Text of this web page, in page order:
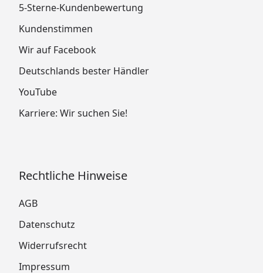
5-Sterne-Kundenbewertung
Kundenstimmen
Wir auf Facebook
Deutschlands bester Händler
YouTube
Karriere: Wir suchen Sie!
Rechtliche Hinweise
AGB
Datenschutz
Widerrufsrecht
Impressum